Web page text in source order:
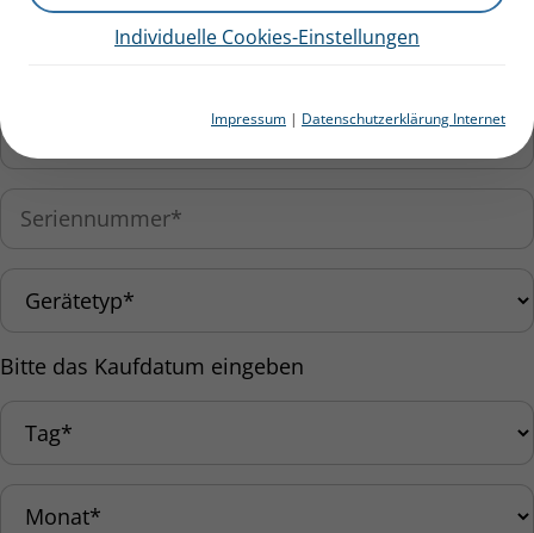
Individuelle Cookies-Einstellungen
Impressum | Datenschutzerklärung Internet
Bitte das Kaufdatum eingeben